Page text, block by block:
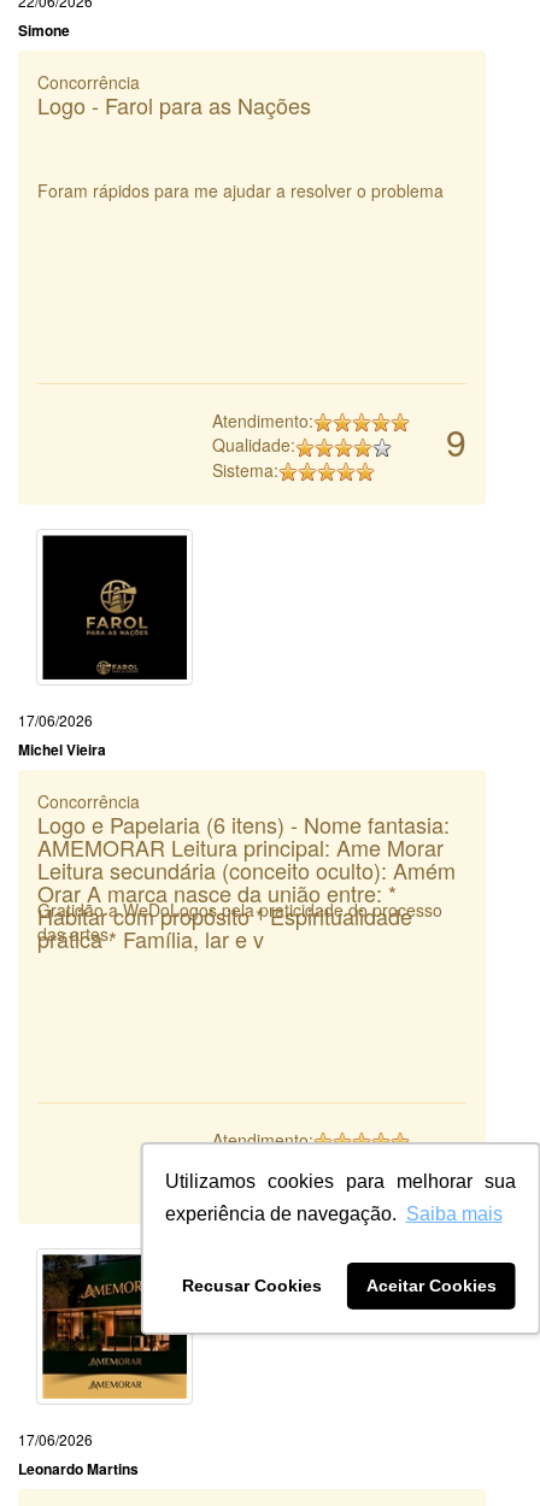
Utilizamos cookies para melhorar sua
experiência de navegação. Saiba mais
Recusar Cookies Aceitar Cookies
Simone
Concorrência
Logo - Farol para as Nações
Foram rápidos para me ajudar a resolver o problema
9
Atendimento:
Qualidade:
Sistema:
17/06/2026
Michel Vieira
Concorrência
Logo e Papelaria (6 itens) - Nome fantasia:
AMEMORAR Leitura principal: Ame Morar
Leitura secundária (conceito oculto): Amém
Orar A marca nasce da união entre: *
Habitar com propósito * Espiritualidade
prática * Família, lar e v
Gratidão a WeDoLogos pela praticidade do processo
das artes.
9
Atendimento:
Sistema:
17/06/2026
Leonardo Martins